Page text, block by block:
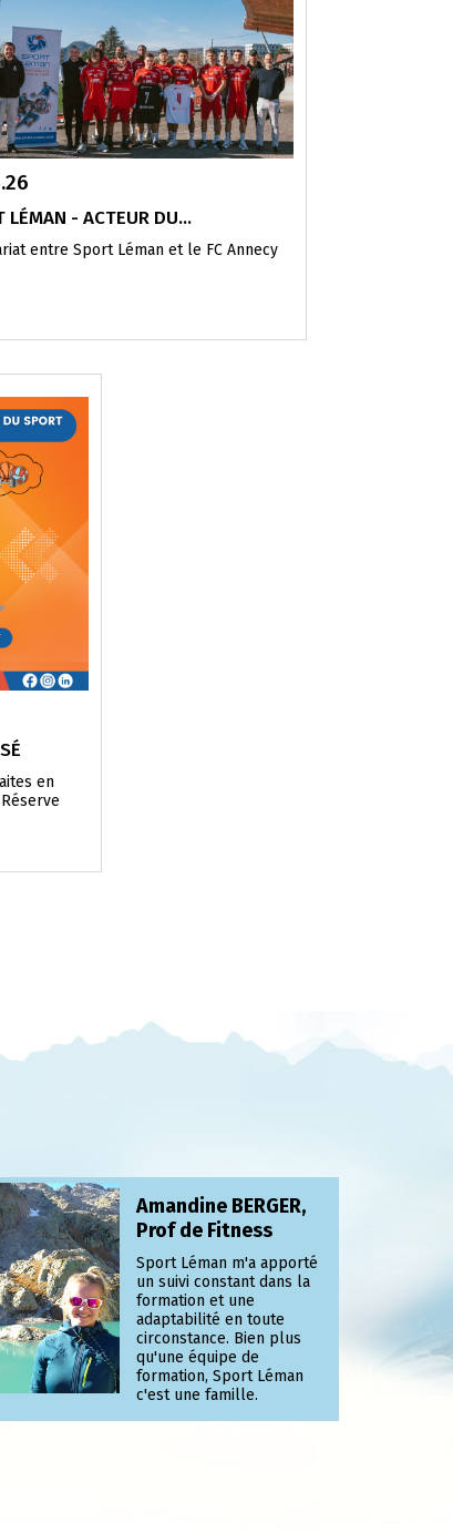
LÉMAN - ACTEUR DU...
entre Sport Léman et le FC Annecy
en
Amandine BERGER,
Prof de Fitness
Sport Léman m'a apporté
un suivi constant dans la
formation et une
adaptabilité en toute
circonstance. Bien plus
qu'une équipe de
formation, Sport Léman
c'est une famille.